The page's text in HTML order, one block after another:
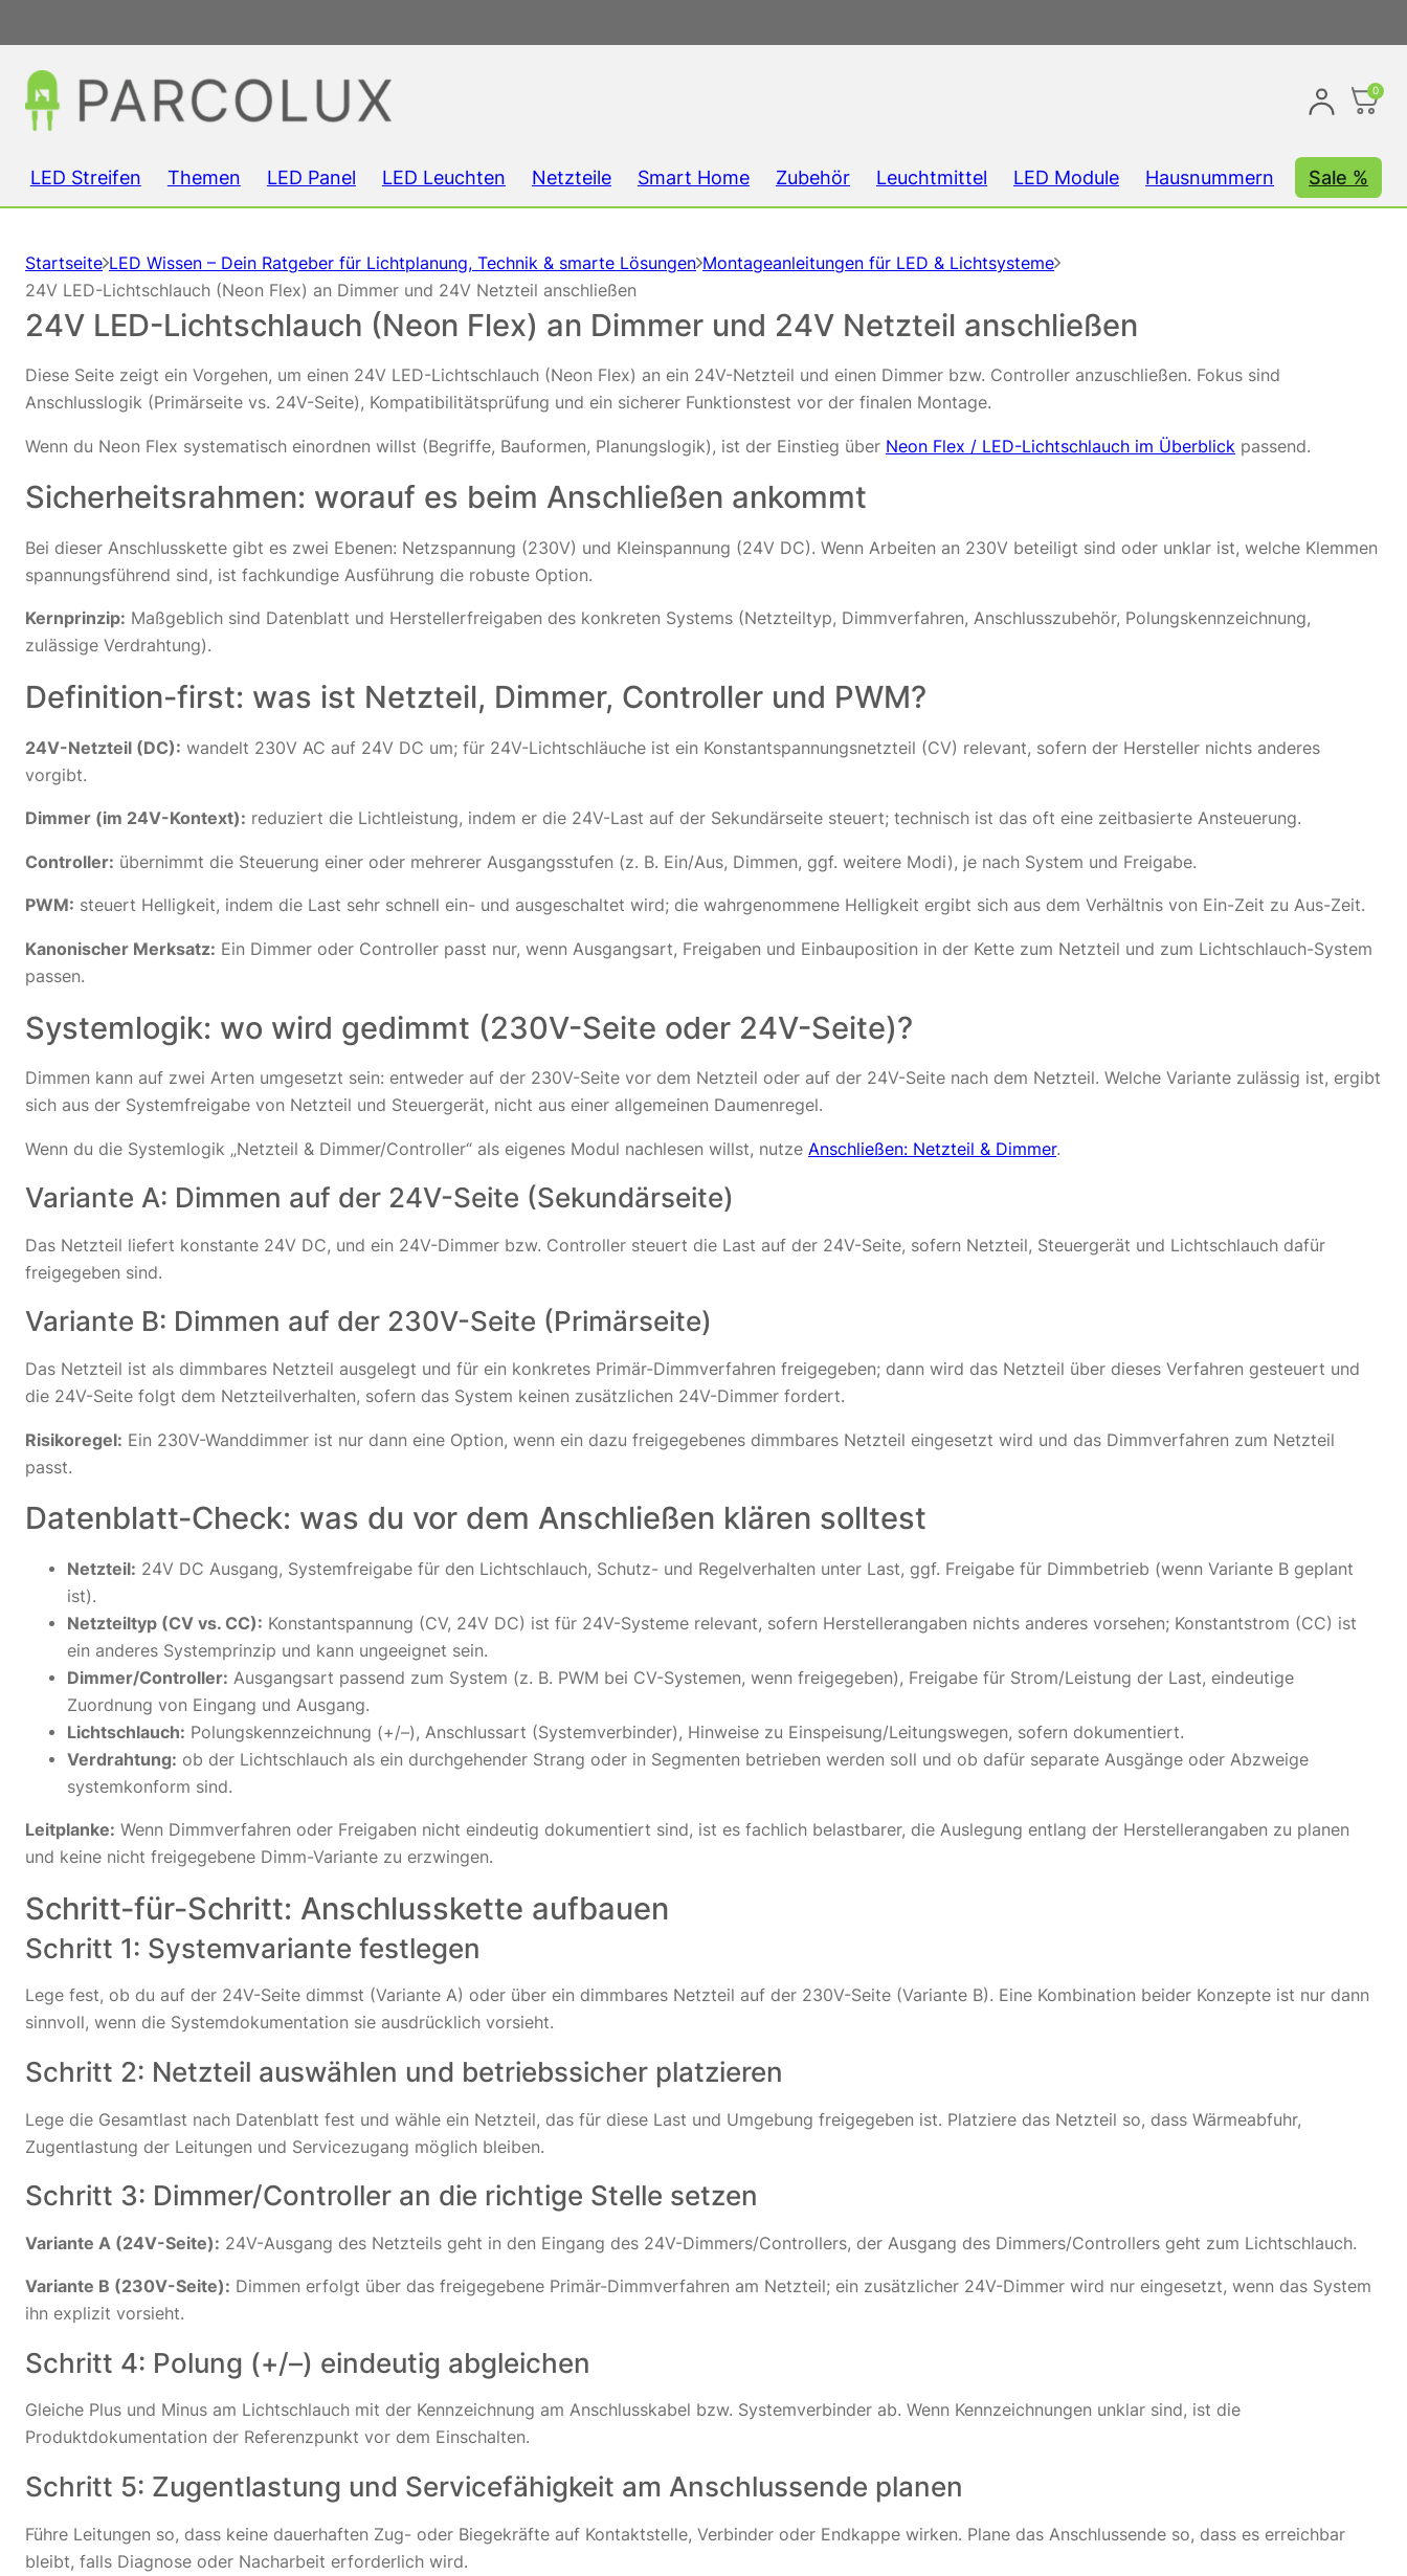
0
LED Streifen Themen LED Panel LED Leuchten Netzteile Smart Home Zubehör Leuchtmittel LED Module Hausnummern Sale %
Startseite LED Wissen – Dein Ratgeber für Lichtplanung, Technik & smarte Lösungen Montageanleitungen für LED & Lichtsysteme
24V LED-Lichtschlauch (Neon Flex) an Dimmer und 24V Netzteil anschließen
24V LED-Lichtschlauch (Neon Flex) an Dimmer und 24V Netzteil anschließen
Diese Seite zeigt ein Vorgehen, um einen 24V LED-Lichtschlauch (Neon Flex) an ein 24V-Netzteil und einen Dimmer bzw. Controller anzuschließen. Fokus sind
Anschlusslogik (Primärseite vs. 24V-Seite), Kompatibilitätsprüfung und ein sicherer Funktionstest vor der finalen Montage.
Wenn du Neon Flex systematisch einordnen willst (Begriffe, Bauformen, Planungslogik), ist der Einstieg über Neon Flex / LED-Lichtschlauch im Überblick passend.
Sicherheitsrahmen: worauf es beim Anschließen ankommt
Bei dieser Anschlusskette gibt es zwei Ebenen: Netzspannung (230V) und Kleinspannung (24V DC). Wenn Arbeiten an 230V beteiligt sind oder unklar ist, welche Klemmen
spannungsführend sind, ist fachkundige Ausführung die robuste Option.
Kernprinzip: Maßgeblich sind Datenblatt und Herstellerfreigaben des konkreten Systems (Netzteiltyp, Dimmverfahren, Anschlusszubehör, Polungskennzeichnung,
zulässige Verdrahtung).
Definition-first: was ist Netzteil, Dimmer, Controller und PWM?
24V-Netzteil (DC): wandelt 230V AC auf 24V DC um; für 24V-Lichtschläuche ist ein Konstantspannungsnetzteil (CV) relevant, sofern der Hersteller nichts anderes
vorgibt.
Dimmer (im 24V-Kontext): reduziert die Lichtleistung, indem er die 24V-Last auf der Sekundärseite steuert; technisch ist das oft eine zeitbasierte Ansteuerung.
Controller: übernimmt die Steuerung einer oder mehrerer Ausgangsstufen (z. B. Ein/Aus, Dimmen, ggf. weitere Modi), je nach System und Freigabe.
PWM: steuert Helligkeit, indem die Last sehr schnell ein- und ausgeschaltet wird; die wahrgenommene Helligkeit ergibt sich aus dem Verhältnis von Ein-Zeit zu Aus-Zeit.
Kanonischer Merksatz: Ein Dimmer oder Controller passt nur, wenn Ausgangsart, Freigaben und Einbauposition in der Kette zum Netzteil und zum Lichtschlauch-System
passen.
Systemlogik: wo wird gedimmt (230V-Seite oder 24V-Seite)?
Dimmen kann auf zwei Arten umgesetzt sein: entweder auf der 230V-Seite vor dem Netzteil oder auf der 24V-Seite nach dem Netzteil. Welche Variante zulässig ist, ergibt
sich aus der Systemfreigabe von Netzteil und Steuergerät, nicht aus einer allgemeinen Daumenregel.
Wenn du die Systemlogik „Netzteil & Dimmer/Controller“ als eigenes Modul nachlesen willst, nutze Anschließen: Netzteil & Dimmer.
Variante A: Dimmen auf der 24V-Seite (Sekundärseite)
Das Netzteil liefert konstante 24V DC, und ein 24V-Dimmer bzw. Controller steuert die Last auf der 24V-Seite, sofern Netzteil, Steuergerät und Lichtschlauch dafür
freigegeben sind.
Variante B: Dimmen auf der 230V-Seite (Primärseite)
Das Netzteil ist als dimmbares Netzteil ausgelegt und für ein konkretes Primär-Dimmverfahren freigegeben; dann wird das Netzteil über dieses Verfahren gesteuert und
die 24V-Seite folgt dem Netzteilverhalten, sofern das System keinen zusätzlichen 24V-Dimmer fordert.
Risikoregel: Ein 230V-Wanddimmer ist nur dann eine Option, wenn ein dazu freigegebenes dimmbares Netzteil eingesetzt wird und das Dimmverfahren zum Netzteil
passt.
Datenblatt-Check: was du vor dem Anschließen klären solltest
Netzteil: 24V DC Ausgang, Systemfreigabe für den Lichtschlauch, Schutz- und Regelverhalten unter Last, ggf. Freigabe für Dimmbetrieb (wenn Variante B geplant
ist).
Netzteiltyp (CV vs. CC): Konstantspannung (CV, 24V DC) ist für 24V-Systeme relevant, sofern Herstellerangaben nichts anderes vorsehen; Konstantstrom (CC) ist
ein anderes Systemprinzip und kann ungeeignet sein.
Dimmer/Controller: Ausgangsart passend zum System (z. B. PWM bei CV-Systemen, wenn freigegeben), Freigabe für Strom/Leistung der Last, eindeutige
Zuordnung von Eingang und Ausgang.
Lichtschlauch: Polungskennzeichnung (+/–), Anschlussart (Systemverbinder), Hinweise zu Einspeisung/Leitungswegen, sofern dokumentiert.
Verdrahtung: ob der Lichtschlauch als ein durchgehender Strang oder in Segmenten betrieben werden soll und ob dafür separate Ausgänge oder Abzweige
systemkonform sind.
Leitplanke: Wenn Dimmverfahren oder Freigaben nicht eindeutig dokumentiert sind, ist es fachlich belastbarer, die Auslegung entlang der Herstellerangaben zu planen
und keine nicht freigegebene Dimm-Variante zu erzwingen.
Schritt-für-Schritt: Anschlusskette aufbauen
Schritt 1: Systemvariante festlegen
Lege fest, ob du auf der 24V-Seite dimmst (Variante A) oder über ein dimmbares Netzteil auf der 230V-Seite (Variante B). Eine Kombination beider Konzepte ist nur dann
sinnvoll, wenn die Systemdokumentation sie ausdrücklich vorsieht.
Schritt 2: Netzteil auswählen und betriebssicher platzieren
Lege die Gesamtlast nach Datenblatt fest und wähle ein Netzteil, das für diese Last und Umgebung freigegeben ist. Platziere das Netzteil so, dass Wärmeabfuhr,
Zugentlastung der Leitungen und Servicezugang möglich bleiben.
Schritt 3: Dimmer/Controller an die richtige Stelle setzen
Variante A (24V-Seite): 24V-Ausgang des Netzteils geht in den Eingang des 24V-Dimmers/Controllers, der Ausgang des Dimmers/Controllers geht zum Lichtschlauch.
Variante B (230V-Seite): Dimmen erfolgt über das freigegebene Primär-Dimmverfahren am Netzteil; ein zusätzlicher 24V-Dimmer wird nur eingesetzt, wenn das System
ihn explizit vorsieht.
Schritt 4: Polung (+/–) eindeutig abgleichen
Gleiche Plus und Minus am Lichtschlauch mit der Kennzeichnung am Anschlusskabel bzw. Systemverbinder ab. Wenn Kennzeichnungen unklar sind, ist die
Produktdokumentation der Referenzpunkt vor dem Einschalten.
Schritt 5: Zugentlastung und Servicefähigkeit am Anschlussende planen
Führe Leitungen so, dass keine dauerhaften Zug- oder Biegekräfte auf Kontaktstelle, Verbinder oder Endkappe wirken. Plane das Anschlussende so, dass es erreichbar
bleibt, falls Diagnose oder Nacharbeit erforderlich wird.